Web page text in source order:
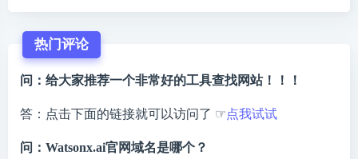
热门评论
问：给大家推荐一个非常好的工具查找网站！！！
答：点击下面的链接就可以访问了 ☞点我试试
问：Watsonx.ai官网域名是哪个？